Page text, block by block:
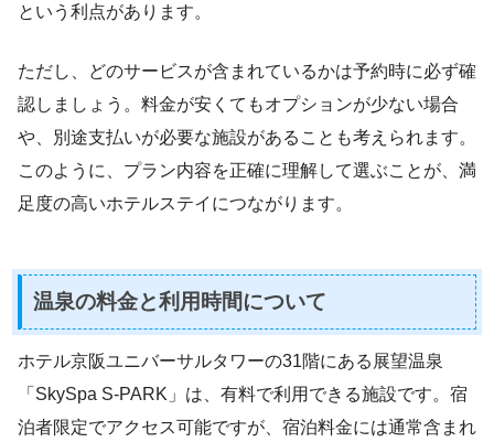
という利点があります。
ただし、どのサービスが含まれているかは予約時に必ず確
認しましょう。料金が安くてもオプションが少ない場合
や、別途支払いが必要な施設があることも考えられます。
このように、プラン内容を正確に理解して選ぶことが、満
足度の高いホテルステイにつながります。
温泉の料金と利用時間について
ホテル京阪ユニバーサルタワーの31階にある展望温泉
「SkySpa S-PARK」は、有料で利用できる施設です。宿
泊者限定でアクセス可能ですが、宿泊料金には通常含まれ